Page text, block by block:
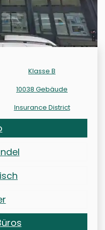
Klasse B
10038 Gebäude
Insurance District